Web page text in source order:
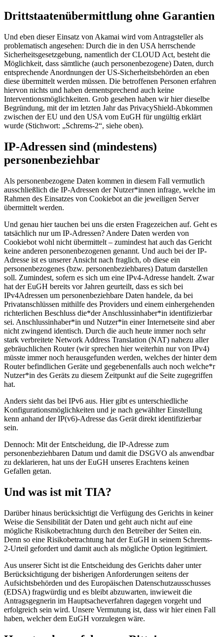
Drittstaatenübermittlung ohne Garantien
Und eben dieser Einsatz von Akamai wird vom Antragsteller als
problematisch angesehen: Durch die in den USA herrschende
Sicherheitsgesetzgebung, namentlich der CLOUD Act, besteht die
Möglichkeit, dass sämtliche (auch personenbezogene) Daten, durch
entsprechende Anordnungen der US-Sicherheitsbehörden an eben
diese übermittelt werden müssen. Die betroffenen Personen erfahren
hiervon nichts und haben dementsprechend auch keine
Interventionsmöglichkeiten. Grob gesehen haben wir hier dieselbe
Begründung, mit der im letzten Jahr das PrivacyShield-Abkommen
zwischen der EU und den USA vom EuGH für ungültig erklärt
wurde (Stichwort: „Schrems-2“, siehe oben).
IP-Adressen sind (mindestens)
personenbeziehbar
Als personenbezogene Daten kommen in diesem Fall vermutlich
ausschließlich die IP-Adressen der Nutzer*innen infrage, welche im
Rahmen des Einsatzes von Cookiebot an die jeweiligen Server
übermittelt werden.
Und genau hier tauchen bei uns die ersten Fragezeichen auf. Geht es
tatsächlich nur um IP-Adressen? Andere Daten werden von
Cookiebot wohl nicht übermittelt – zumindest hat auch das Gericht
keine anderen personenbezogenen genannt. Und auch bei der IP-
Adresse ist es unserer Ansicht nach fraglich, ob diese ein
personenbezogenes (bzw. personenbeziehbares) Datum darstellen
soll. Zumindest, sofern es sich um eine IPv4-Adresse handelt. Zwar
hat der EuGH bereits vor Jahren geurteilt, dass es sich bei
IPv4Adressen um personenbeziehbare Daten handele, da bei
Privatanschlüssen mithilfe des Providers und einem einhergehenden
richterlichen Beschluss die*der Anschlussinhaber*in identifizierbar
sei. Anschlussinhaber*in und Nutzer*in einer Internetseite sind aber
nicht zwingend identisch. Durch die auch heute immer noch sehr
stark verbreitete Network Address Translation (NAT) nahezu aller
gebräuchlichen Router (wir sprechen hier weiterhin nur von IPv4)
müsste immer noch herausgefunden werden, welches der hinter dem
Router befindlichen Geräte und gegebenenfalls auch noch welche*r
Nutzer*in des Geräts zu diesem Zeitpunkt auf die Seite zugegriffen
hat.
Anders sieht das bei IPv6 aus. Hier gibt es unterschiedliche
Konfigurationsmöglichkeiten und je nach gewählter Einstellung
kenn anhand der IP(v6)-Adresse das Gerät direkt identifizierbar
sein.
Dennoch: Mit der Entscheidung, die IP-Adresse zum
personenbeziehbaren Datum und damit die DSGVO als anwendbar
zu deklarieren, hat uns der EuGH unseres Erachtens keinen
Gefallen getan.
Und was ist mit TIA?
Darüber hinaus berücksichtigt die Verfügung des Gerichts in keiner
Weise die Sensibilität der Daten und geht auch nicht auf eine
mögliche Risikobetrachtung durch den Betreiber der Seiten ein.
Denn so eine Risikobetrachtung hat der EuGH in seinem Schrems-
2-Urteil gefordert und damit auch als mögliche Option legitimiert.
Aus unserer Sicht ist die Entscheidung des Gerichts daher unter
Berücksichtigung der bisherigen Anforderungen seitens der
Aufsichtsbehörden und des Europäischen Datenschutzausschusses
(EDSA) fragwürdig und es bleibt abzuwarten, inwieweit die
Antragsgegnerin im Hauptsacheverfahren dagegen vorgeht und
erfolgreich sein wird. Unsere Vermutung ist, dass wir hier einen Fall
haben, welcher dem EuGH vorzulegen wäre.